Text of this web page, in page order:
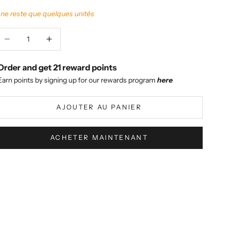
reste que quelques unités
and get21 reward points
points by signing up for our rewards programhere
AJOUTER AU PANIER
ACHETER MAINTENANT